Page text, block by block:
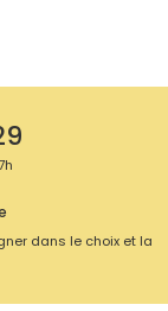
dans le choix et la